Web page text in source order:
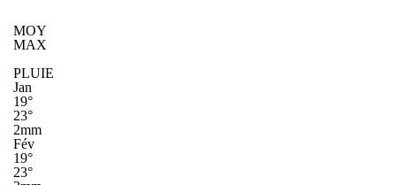
MOY
MAX
PLUIE
Jan
19°
23°
2mm
Fév
19°
23°